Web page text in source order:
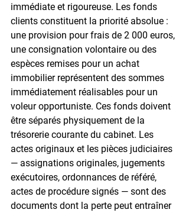
immédiate et rigoureuse. Les fonds
clients constituent la priorité absolue :
une provision pour frais de 2 000 euros,
une consignation volontaire ou des
espèces remises pour un achat
immobilier représentent des sommes
immédiatement réalisables pour un
voleur opportuniste. Ces fonds doivent
être séparés physiquement de la
trésorerie courante du cabinet. Les
actes originaux et les pièces judiciaires
— assignations originales, jugements
exécutoires, ordonnances de référé,
actes de procédure signés — sont des
documents dont la perte peut entraîner